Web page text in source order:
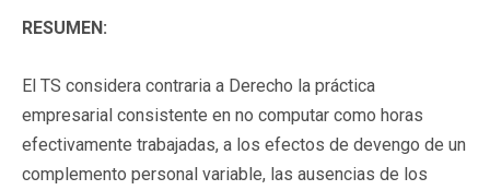
RESUMEN:
El TS considera contraria a Derecho la práctica
empresarial consistente en no computar como horas
efectivamente trabajadas, a los efectos de devengo de un
complemento personal variable, las ausencias de los